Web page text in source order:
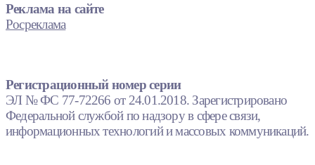
Реклама на сайте
Росреклама
Регистрационный номер серии
ЭЛ № ФС 77-72266 от 24.01.2018. Зарегистрировано
Федеральной службой по надзору в сфере связи,
информационных технологий и массовых коммуникаций.